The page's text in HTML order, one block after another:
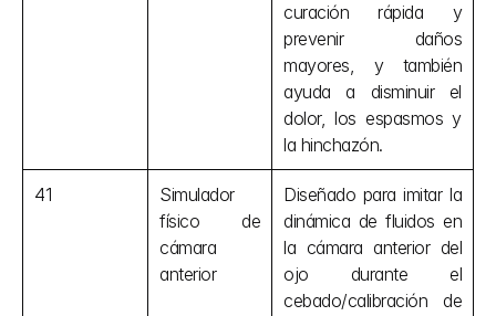
curación rápida y
prevenir daños
mayores, y también
ayuda a disminuir el
dolor, los espasmos y
la hinchazón.
41
Simulador
físico de
cámara
anterior
Diseñado para imitar la
dinámica de fluidos en
la cámara anterior del
ojo durante el
cebado/calibración de